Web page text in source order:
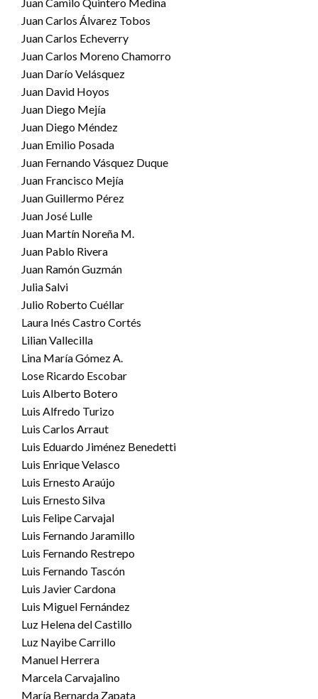
Juan Carlos Álvarez Tobos
Juan Carlos Echeverry
Juan Carlos Moreno Chamorro
Juan Darío Velásquez
Juan David Hoyos
Juan Diego Mejía
Juan Diego Méndez
Juan Emilio Posada
Juan Fernando Vásquez Duque
Juan Francisco Mejía
Juan Guillermo Pérez
Juan José Lulle
Juan Martín Noreña M.
Juan Pablo Rivera
Juan Ramón Guzmán
Julia Salvi
Julio Roberto Cuéllar
Laura Inés Castro Cortés
Lilian Vallecilla
Lina María Gómez A.
Lose Ricardo Escobar
Luis Alberto Botero
Luis Alfredo Turizo
Luis Carlos Arraut
Luis Eduardo Jiménez Benedetti
Luis Enrique Velasco
Luis Ernesto Araújo
Luis Ernesto Silva
Luis Felipe Carvajal
Luis Fernando Jaramillo
Luis Fernando Restrepo
Luis Fernando Tascón
Luis Javier Cardona
Luis Miguel Fernández
Luz Helena del Castillo
Luz Nayibe Carrillo
Manuel Herrera
Marcela Carvajalino
María Bernarda Zapata